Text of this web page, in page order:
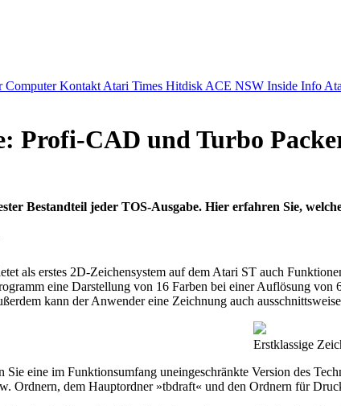
Computer Kontakt Atari Times Hitdisk ACE NSW Inside Info
Profi-CAD und Turbo
Bestandteil jeder TOS-Ausgabe. Hier erfahren Sie,
als erstes 2D-Zeichensystem auf dem Atari ST auch
eine Darstellung von 16 Farben bei einer Auflösung
kann der Anwender eine Zeichnung auch
Erstklassige
eine im Funktionsumfang uneingeschränkte Version des
Ordnern, dem Hauptordner »tbdraft« und den Ordnern für